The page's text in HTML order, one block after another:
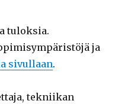
tuloksia.
ja
sivullaan.
tekniikan